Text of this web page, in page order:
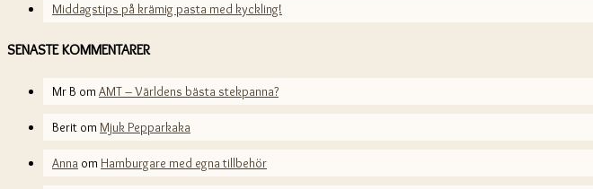
Middagstips på krämig pasta med kyckling!
SENASTE KOMMENTARER
Mr B om AMT – Världens bästa stekpanna?
Berit om Mjuk Pepparkaka
Anna om Hamburgare med egna tillbehör